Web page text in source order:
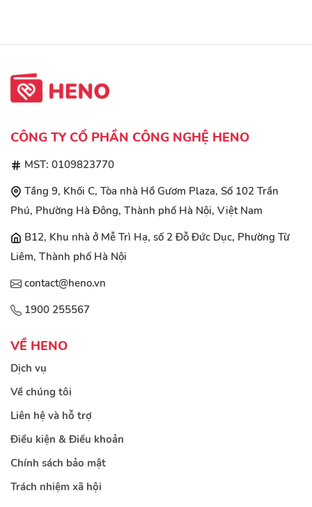
CÔNG TY CỔ PHẦN CÔNG NGHỆ HENO
MST: 0109823770
Tầng 9, Khối C, Tòa nhà Hồ Gươm Plaza, Số 102 Trần
Phú, Phường Hà Đông, Thành phố Hà Nội, Việt Nam
B12, Khu nhà ở Mễ Trì Hạ, số 2 Đỗ Đức Dục, Phường Từ
Liêm, Thành phố Hà Nội
contact@heno.vn
1900 255567
VỀ HENO
Dịch vụ
Về chúng tôi
Liên hệ và hỗ trợ
Điều kiện & Điều khoản
Chính sách bảo mật
Trách nhiệm xã hội